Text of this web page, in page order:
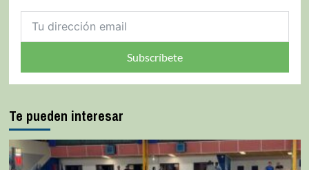
Subscríbete
Te pueden interesar